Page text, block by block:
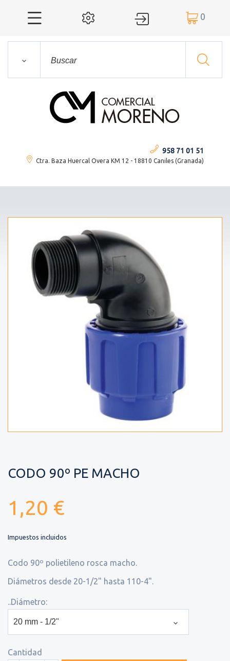
    0
958 71 01 51
Ctra. Baza Huercal Overa KM 12 - 18810 Caniles (Granada)
CODO 90º PE MACHO
1,20 €
Impuestos incluidos
Codo 90º polietileno rosca macho.
Diámetros desde 20-1/2" hasta 110-4".
..Diámetro:
Cantidad